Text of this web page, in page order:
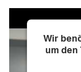
Wir
um den